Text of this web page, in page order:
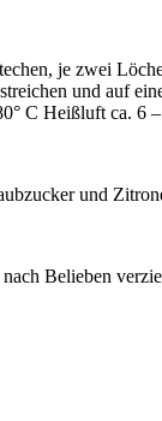
je zwei
und auf
C Heißluft ca. 6
und
Belieben